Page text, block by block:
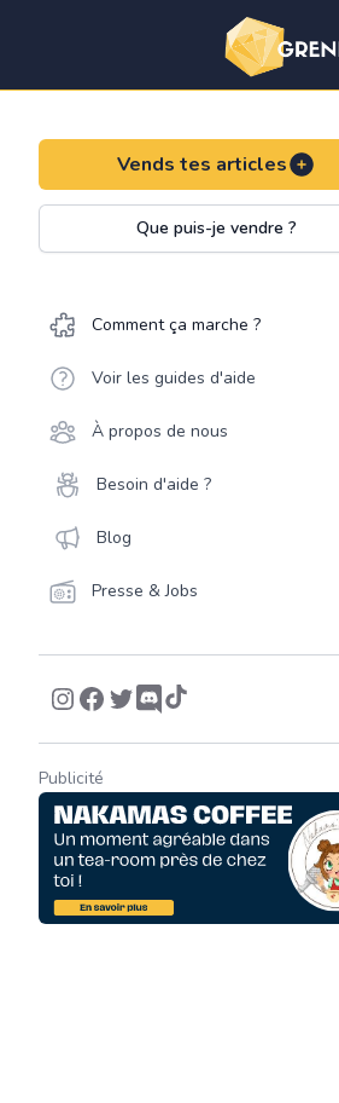
Vends tes articles
Que puis-je vendre ?
Comment ça marche ?
Voir les guides d'aide
À propos de nous
Besoin d'aide ?
Blog
Presse & Jobs
Publicité